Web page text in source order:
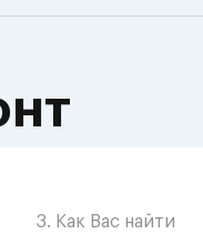
3. Как Вас найти